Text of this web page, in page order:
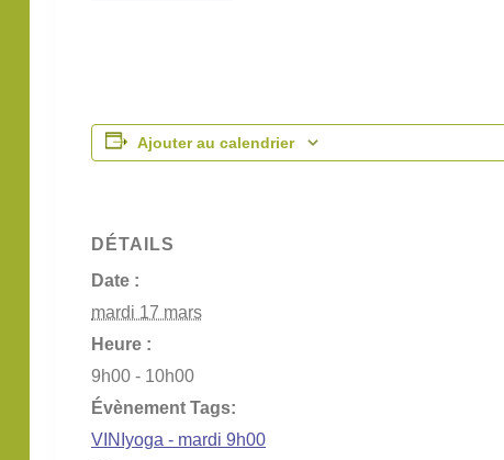
Ajouter au calendrier
DÉTAILS
Date :
mardi 17 mars
Heure :
9h00 - 10h00
Évènement Tags:
VINIyoga - mardi 9h00